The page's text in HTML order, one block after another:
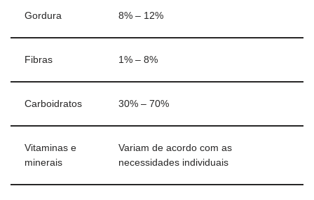
Gordura 8% – 12%
Fibras 1% – 8%
Carboidratos 30% – 70%
Vitaminas e
minerais
Variam de acordo com as
necessidades individuais